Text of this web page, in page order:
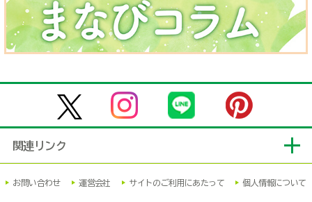
関連リンク
お問い合わせ 運営会社 サイトのご利用にあたって 個人情報について